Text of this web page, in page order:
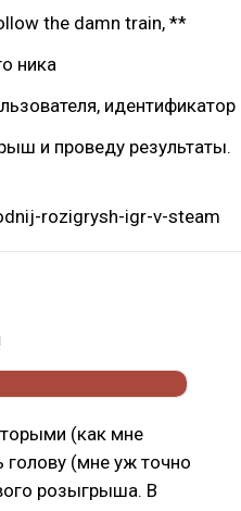
the damn train, **
ника
идентификатор
и проведу результаты.
rozigrysh-igr-v-steam
(как мне
голову (мне уж точно
розыгрыша. В